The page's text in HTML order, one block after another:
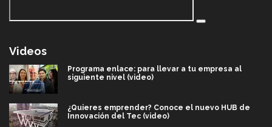
Videos
Programa enlace: para llevar a tu empresa al
siguiente nivel (video)
¿Quieres emprender? Conoce el nuevo HUB de
Innovación del Tec (video)